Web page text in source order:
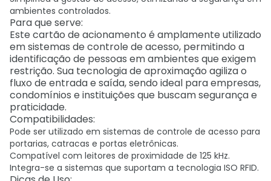
ambientes controlados.
Para que serve:
Este cartão de acionamento é amplamente utilizado
em sistemas de controle de acesso, permitindo a
identificação de pessoas em ambientes que exigem
restrição. Sua tecnologia de aproximação agiliza o
fluxo de entrada e saída, sendo ideal para empresas,
condomínios e instituições que buscam segurança e
praticidade.
Compatibilidades:
Pode ser utilizado em sistemas de controle de acesso para
portarias, catracas e portas eletrônicas.
Compatível com leitores de proximidade de 125 kHz.
Integra-se a sistemas que suportam a tecnologia ISO RFID.